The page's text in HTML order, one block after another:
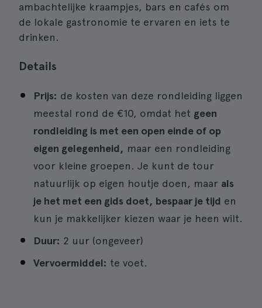
ambachtelijke kraampjes, bars en cafés om
de lokale gastronomie te ervaren en iets te
drinken.
Details
Prijs: de kosten van deze rondleiding liggen
meestal rond de €10, omdat het geen
rondleiding is met een open einde of op
eigen gelegenheid, maar een rondleiding
voor kleine groepen. Je kunt de tour
natuurlijk op eigen houtje doen, maar als
je het met een gids doet, bespaar je tijd en
kun je makkelijker kiezen waar je heen wilt.
Duur: 2 uur (ongeveer)
Vervoermiddel: te voet.